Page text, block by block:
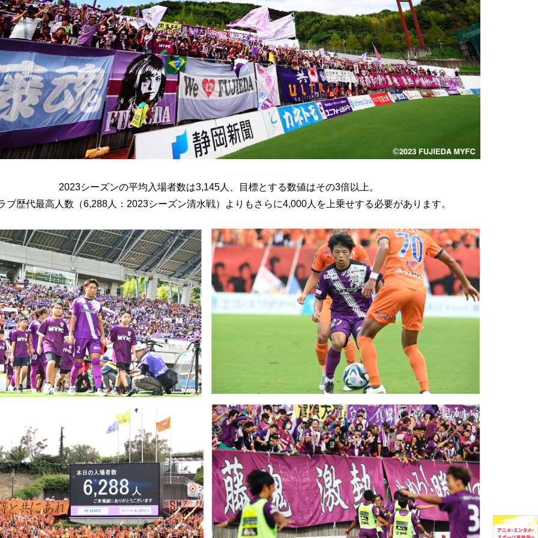
2023シーズンの平均入場者数は3,145人、目標とする数値はその3倍以上。
ブ歴代最高人数（6,288人：2023シーズン清水戦）よりもさらに4,000人を上乗せする必要があります。